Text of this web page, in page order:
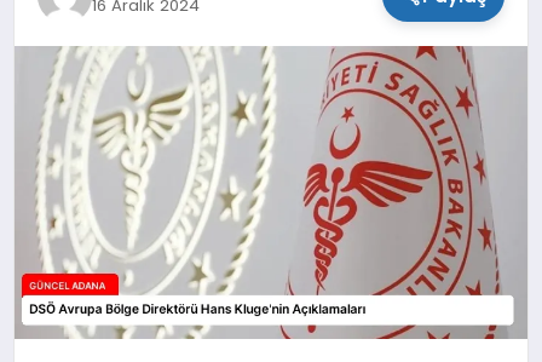
16 Aralık 2024